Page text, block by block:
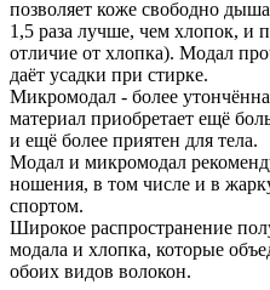
позволяет коже свободно
1,5 раза лучше, чем хлопок, и
отличие от хлопка). Модал
даёт усадки при стирке.
Микромодал - более
материал приобретает ещё
и ещё более приятен для тела.
Модал и микромодал
ношения, в том числе и в
спортом.
Широкое распространение
модала и хлопка, которые
обоих видов волокон.